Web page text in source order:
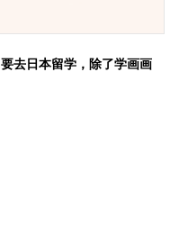
去日本留学，除了学画画